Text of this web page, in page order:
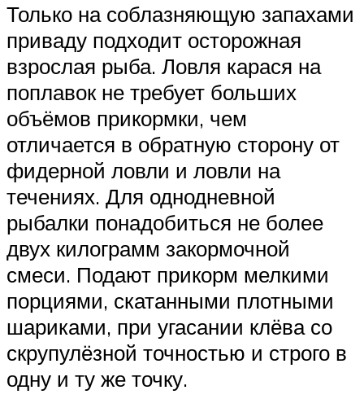
Только на соблазняющую запахами
приваду подходит осторожная
взрослая рыба. Ловля карася на
поплавок не требует больших
объёмов прикормки, чем
отличается в обратную сторону от
фидерной ловли и ловли на
течениях. Для однодневной
рыбалки понадобиться не более
двух килограмм закормочной
смеси. Подают прикорм мелкими
порциями, скатанными плотными
шариками, при угасании клёва со
скрупулёзной точностью и строго в
одну и ту же точку.